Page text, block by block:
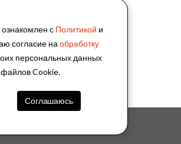
(Г) 80° × (В) 60°
х 1
х 1
280 × 140 мм
с Политикой и
согласие на обработку
персональных данных
файлов Cookie.
Соглашаюсь